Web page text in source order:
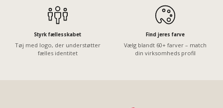
Styrk fællesskabet
Tøj med logo, der understøtter
fælles identitet
Find jeres farve
Vælg blandt 60+ farver – match
din virksomheds profil